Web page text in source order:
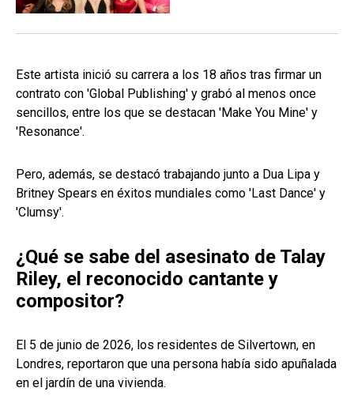
Este artista inició su carrera a los 18 años tras firmar un
contrato con 'Global Publishing' y grabó al menos once
sencillos, entre los que se destacan 'Make You Mine' y
'Resonance'.
Pero, además, se destacó trabajando junto a Dua Lipa y
Britney Spears en éxitos mundiales como 'Last Dance' y
'Clumsy'.
¿Qué se sabe del asesinato de Talay
Riley, el reconocido cantante y
compositor?
El 5 de junio de 2026, los residentes de Silvertown, en
Londres, reportaron que una persona había sido apuñalada
en el jardín de una vivienda.